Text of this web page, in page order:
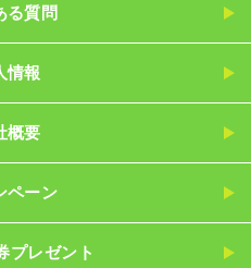
る質問
情報
概要
ペーン
プレゼント